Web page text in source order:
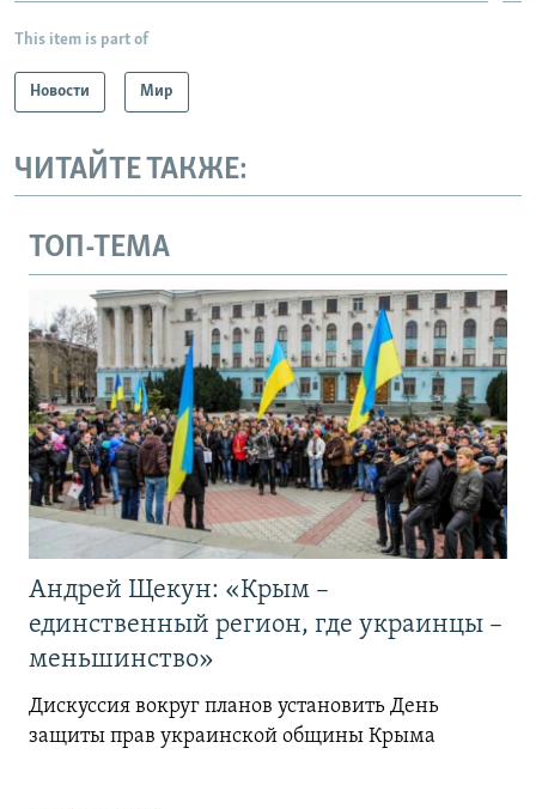
This item is part of
Новости Мир
ЧИТАЙТЕ ТАКЖЕ:
ТОП-ТЕМА
Андрей Щекун: «Крым –
единственный регион, где украинцы –
меньшинство»
Дискуссия вокруг планов установить День
защиты прав украинской общины Крыма